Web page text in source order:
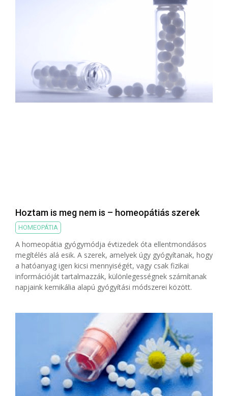
Hoztam is meg nem is – homeopátiás szerek
HOMEOPÁTIA
A homeopátia gyógymódja évtizedek óta ellentmondásos
megítélés alá esik. A szerek, amelyek úgy gyógyítanak, hogy
a hatóanyag igen kicsi mennyiségét, vagy csak fizikai
információját tartalmazzák, különlegességnek számítanak
napjaink kemikália alapú gyógyítási módszerei között.